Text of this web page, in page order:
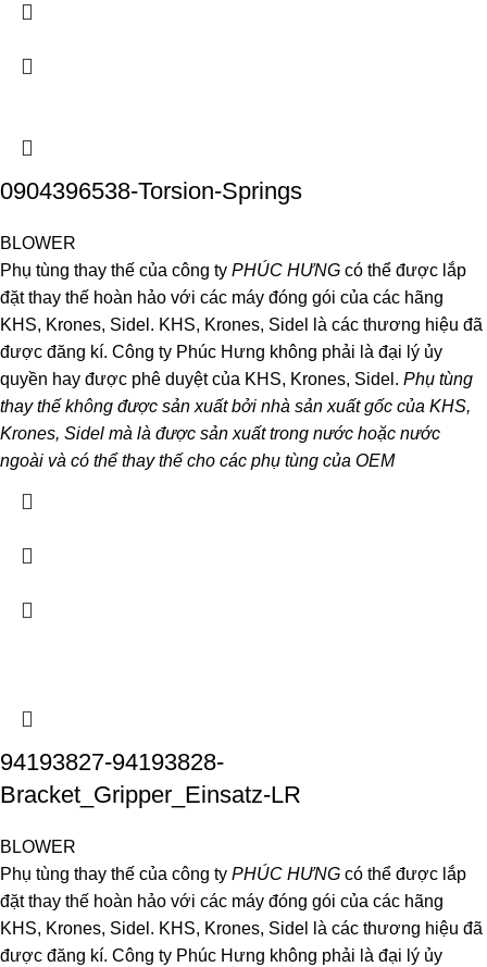
0904396538-Torsion-Springs
BLOWER
Phụ tùng thay thế của công ty PHÚC HƯNG có thể được lắp
đặt thay thế hoàn hảo với các máy đóng gói của các hãng
KHS, Krones, Sidel. KHS, Krones, Sidel là các thương hiệu đã
được đăng kí. Công ty Phúc Hưng không phải là đại lý ủy
quyền hay được phê duyệt của KHS, Krones, Sidel. Phụ tùng
thay thế không được sản xuất bởi nhà sản xuất gốc của KHS,
Krones, Sidel mà là được sản xuất trong nước hoặc nước
ngoài và có thể thay thế cho các phụ tùng của OEM
94193827-94193828-
Bracket_Gripper_Einsatz-LR
BLOWER
Phụ tùng thay thế của công ty PHÚC HƯNG có thể được lắp
đặt thay thế hoàn hảo với các máy đóng gói của các hãng
KHS, Krones, Sidel. KHS, Krones, Sidel là các thương hiệu đã
được đăng kí. Công ty Phúc Hưng không phải là đại lý ủy